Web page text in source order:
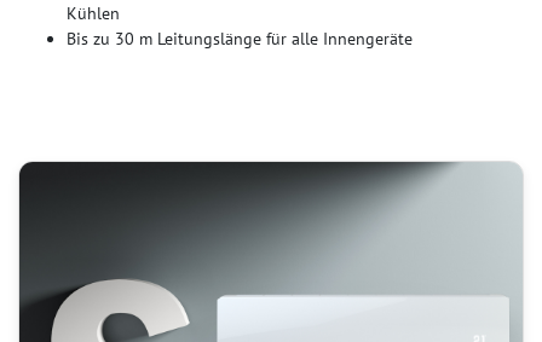
Kühlen
Bis zu 30 m Leitungslänge für alle Innengeräte